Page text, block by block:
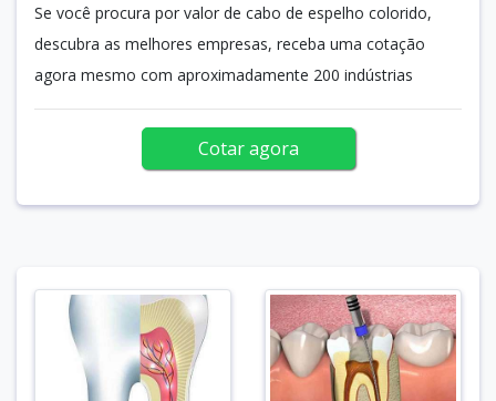
Se você procura por valor de cabo de espelho colorido,
descubra as melhores empresas, receba uma cotação
agora mesmo com aproximadamente 200 indústrias
Cotar agora